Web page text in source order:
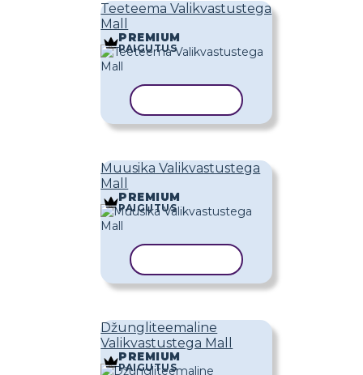
Teeteema Valikvastustega
Mall
PREMIUM
PAIGUTUS
Muusika Valikvastustega
Mall
PREMIUM
PAIGUTUS
Džungliteemaline
Valikvastustega Mall
PREMIUM
PAIGUTUS